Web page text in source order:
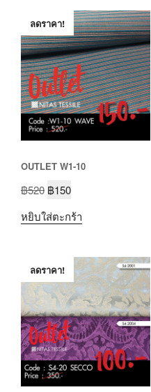
ลดราคา!
OUTLET W1-10
฿520 ฿150
หยิบใส่ตะกร้า
ลดราคา!